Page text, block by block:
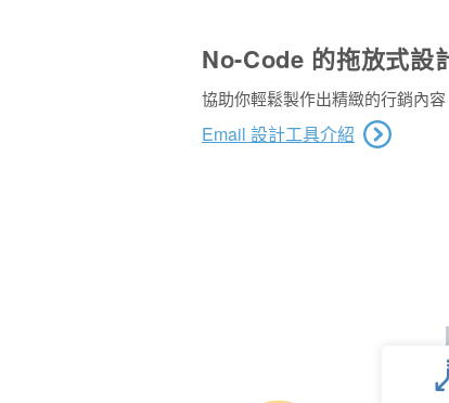
No-Code 的拖放式設
協助你輕鬆製作出精緻的行銷內
Email 設計工具介紹